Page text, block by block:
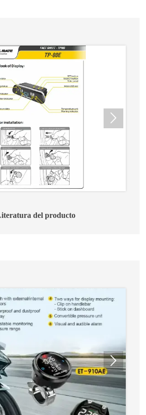

del producto
